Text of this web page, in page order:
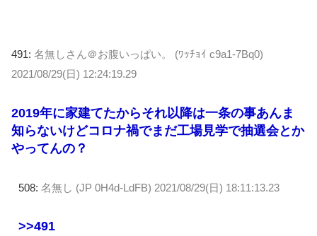
491: 名無しさん＠お腹いっぱい。 (ﾜｯﾁｮｲ c9a1-7Bq0)
2021/08/29(日) 12:24:19.29
2019年に家建てたからそれ以降は一条の事あんま
知らないけどコロナ禍でまだ工場見学で抽選会とか
やってんの？
508: 名無し (JP 0H4d-LdFB) 2021/08/29(日) 18:11:13.23
>>491